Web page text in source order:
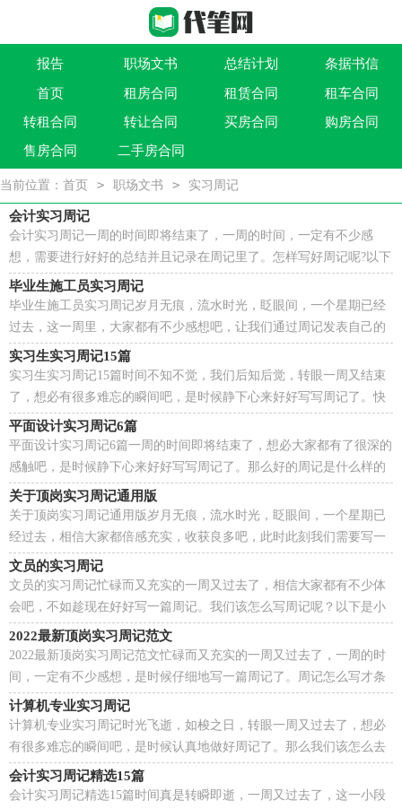
报告 职场文书 总结计划 条据书信
作文大全 实用文 祝福语 买卖类合同
借贷类合同 建筑类合同 劳动类合同 租售类合同
首页 租房合同 租赁合同
租车合同
转租合同
转让合同 买房合同
购房合同
售房合同
二手房合同
当前位置： 首页 > 职场文书 > 实习周记
会计实习周记
会计实习周记一周的时间即将结束了，一周的时间，一定有不少感
想，需要进行好好的总结并且记录在周记里了。怎样写好周记呢?以下
是小编整理的会计实习周记，欢迎大家分享。一今天是...
毕业生施工员实习周记
毕业生施工员实习周记岁月无痕，流水时光，眨眼间，一个星期已经
过去，这一周里，大家都有不少感想吧，让我们通过周记发表自己的
意见和想法吧。那么写周记需要注意哪些问题呢？下面是小编...
实习生实习周记15篇
实习生实习周记15篇时间不知不觉，我们后知后觉，转眼一周又结束
了，想必有很多难忘的瞬间吧，是时候静下心来好好写写周记了。快
来参考周记是怎么写的吧，下面是小编精心整理的实习生...
平面设计实习周记6篇
平面设计实习周记6篇一周的时间即将结束了，想必大家都有了很深的
感触吧，是时候静下心来好好写写周记了。那么好的周记是什么样的
呢？以下是小编整理的平面设计实习周记，仅供参考，...
关于顶岗实习周记通用版
关于顶岗实习周记通用版岁月无痕，流水时光，眨眼间，一个星期已
经过去，相信大家都倍感充实，收获良多吧，此时此刻我们需要写一
篇周记了。但是却发现不知道该写些什么，以下是小编为大家...
文员的实习周记
文员的实习周记忙碌而又充实的一周又过去了，相信大家都有不少体
会吧，不如趁现在好好写一篇周记。我们该怎么写周记呢？以下是小
编整理的文员的实习周记，欢迎大家分享。文员的实习...
2022最新顶岗实习周记范文
2022最新顶岗实习周记范文忙碌而又充实的一周又过去了，一周的时
间，一定有不少感想，是时候仔细地写一篇周记了。周记怎么写才条
理清晰呢？以下是小编收集整理的2022最新顶岗实习周...
计算机专业实习周记
计算机专业实习周记时光飞逝，如梭之日，转眼一周又过去了，想必
有很多难忘的瞬间吧，是时候认真地做好周记了。那么我们该怎么去
写周记呢？下面是小编精心整理的计算机专业实习周记，欢...
会计实习周记精选15篇
会计实习周记精选15篇时间真是转瞬即逝，一周又过去了，这一小段